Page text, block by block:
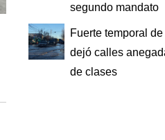
segundo mandato
Fuerte temporal
dejó calles
de clases